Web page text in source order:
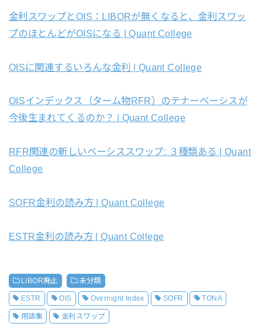
金利スワップとOIS：LIBORが無くなると、金利スワッ
プのほとんどがOISになる | Quant College
OISに関連するいろんな金利 | Quant College
OISインデックス（ターム物RFR）のテナーベーシスが
今後生まれてくるのか？ | Quant College
RFR関連の新しいベーシススワップ: ３種類ある | Quant
College
SOFR金利の読み方 | Quant College
ESTR金利の読み方 | Quant College
LIBOR廃止 未分類
ESTR OIS Overnight Index SOFR TONA
用語集 金利スワップ